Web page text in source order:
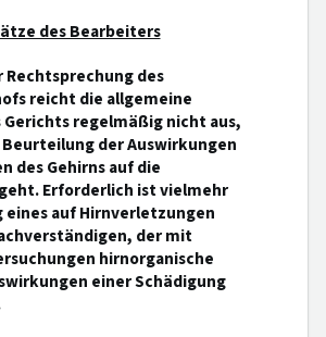
des Bearbeiters
Rechtsprechung des
reicht die allgemeine
Gerichts regelmäßig nicht aus,
der Auswirkungen
des Gehirns auf die
Erforderlich ist vielmehr
eines auf Hirnverletzungen
der mit
hirnorganische
einer Schädigung